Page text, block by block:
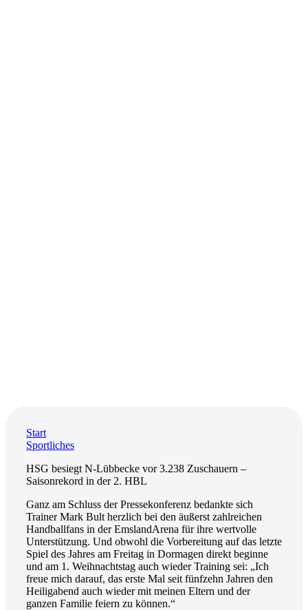
Start
Sportliches
HSG besiegt N-Lübbecke vor 3.238 Zuschauern –
Saisonrekord in der 2. HBL
Ganz am Schluss der Pressekonferenz bedankte sich
Trainer Mark Bult herzlich bei den äußerst zahlreichen
Handballfans in der EmslandArena für ihre wertvolle
Unterstützung. Und obwohl die Vorbereitung auf das letzte
Spiel des Jahres am Freitag in Dormagen direkt beginne
und am 1. Weihnachtstag auch wieder Training sei: „Ich
freue mich darauf, das erste Mal seit fünfzehn Jahren den
Heiligabend auch wieder mit meinen Eltern und der
ganzen Familie feiern zu können.“